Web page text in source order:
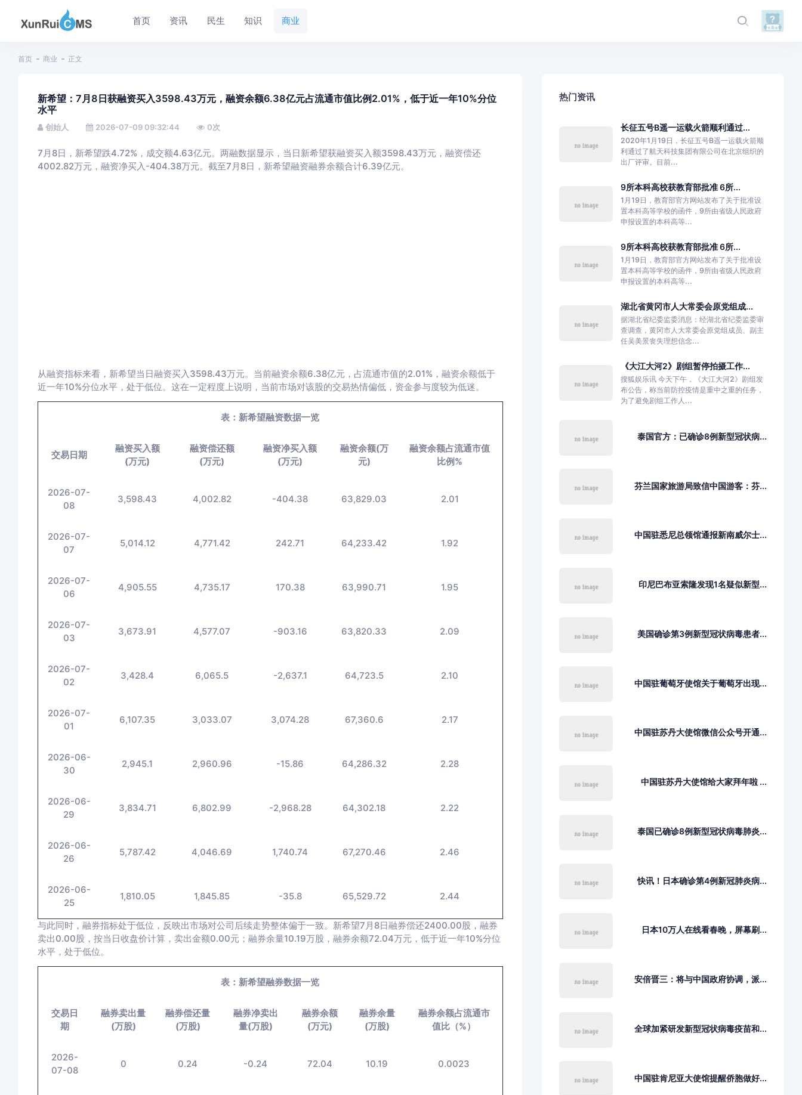
首页 资讯 民生 知识 商业
首页 商业 正文
新希望：7月8日获融资买入3598.43万元，融资余额6.38亿元占流通市值比例2.01%，低于近一年10%分位
水平
创始人 2026-07-09 09:32:44 0次
7月8日，新希望跌4.72%，成交额4.63亿元。两融数据显示，当日新希望获融资买入额3598.43万元，融资偿还
4002.82万元，融资净买入-404.38万元。截至7月8日，新希望融资融券余额合计6.39亿元。
从融资指标来看，新希望当日融资买入3598.43万元。当前融资余额6.38亿元，占流通市值的2.01%，融资余额低于
近一年10%分位水平，处于低位。这在一定程度上说明，当前市场对该股的交易热情偏低，资金参与度较为低迷。
表：新希望融资数据一览
交易日期
融资买入额
(万元)
融资偿还额
(万元)
融资净买入额
(万元)
融资余额(万
元)
融资余额占流通市值
比例%
2026-07-
08
3,598.43 4,002.82 -404.38 63,829.03 2.01
2026-07-
07
5,014.12 4,771.42 242.71 64,233.42 1.92
2026-07-
06
4,905.55 4,735.17 170.38 63,990.71 1.95
2026-07-
03
3,673.91 4,577.07 -903.16 63,820.33 2.09
2026-07-
02
3,428.4 6,065.5 -2,637.1 64,723.5 2.10
2026-07-
01
6,107.35 3,033.07 3,074.28 67,360.6 2.17
2026-06-
30
2,945.1 2,960.96 -15.86 64,286.32 2.28
2026-06-
29
3,834.71 6,802.99 -2,968.28 64,302.18 2.22
2026-06-
26
5,787.42 4,046.69 1,740.74 67,270.46 2.46
2026-06-
25
1,810.05 1,845.85 -35.8 65,529.72 2.44
与此同时，融券指标处于低位，反映出市场对公司后续走势整体偏于一致。新希望7月8日融券偿还2400.00股，融券
卖出0.00股，按当日收盘价计算，卖出金额0.00元；融券余量10.19万股，融券余额72.04万元，低于近一年10%分位
水平，处于低位。
表：新希望融券数据一览
交易日
期
融券卖出量
(万股)
融券偿还量
(万股)
融券净卖出
量(万股)
融券余额
(万元)
融券余量
(万股)
融券余额占流通市
值比（%）
2026-
07-08
0 0.24 -0.24 72.04 10.19 0.0023
热门资讯
长征五号B遥一运载火箭顺利通过...
2020年1月19日，长征五号B遥一运载火箭顺
利通过了航天科技集团有限公司在北京组织的
出厂评审。目前...
9所本科高校获教育部批准 6所...
1月19日，教育部官方网站发布了关于批准设
置本科高等学校的函件，9所由省级人民政府
申报设置的本科高等...
9所本科高校获教育部批准 6所...
1月19日，教育部官方网站发布了关于批准设
置本科高等学校的函件，9所由省级人民政府
申报设置的本科高等...
湖北省黄冈市人大常委会原党组成...
据湖北省纪委监委消息：经湖北省纪委监委审
查调查，黄冈市人大常委会原党组成员、副主
任吴美景丧失理想信念...
《大江大河2》剧组暂停拍摄工作...
搜狐娱乐讯 今天下午，《大江大河2》剧组发
布公告，称当前防控疫情是重中之重的任务，
为了避免剧组工作人...
泰国官方：已确诊8例新型冠状病...
芬兰国家旅游局致信中国游客：芬...
中国驻悉尼总领馆通报新南威尔士...
印尼巴布亚索隆发现1名疑似新型...
美国确诊第3例新型冠状病毒患者...
中国驻葡萄牙使馆关于葡萄牙出现...
中国驻苏丹大使馆微信公众号开通...
中国驻苏丹大使馆给大家拜年啦 ...
泰国已确诊8例新型冠状病毒肺炎...
快讯！日本确诊第4例新冠肺炎病...
日本10万人在线看春晚，屏幕刷...
安倍晋三：将与中国政府协调，派...
全球加紧研发新型冠状病毒疫苗和...
中国驻肯尼亚大使馆提醒侨胞做好...